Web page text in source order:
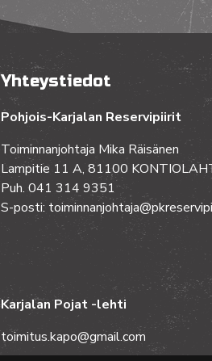
Yhteystiedot
Pohjois-Karjalan Reservipiirit
Toiminnanjohtaja Mika Räisänen
Lampitie 11 A, 81100
Puh. 041 314 9351
S-posti:
Karjalan Pojat -lehti
toimitus.kapo@gmail.com